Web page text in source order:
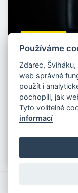
KODEX pro
1 10
8 videí, které tě
rozcvičkou a
Používáme
Zdarec,
web správně
použít i
pochopili, jak
Tyto volitelné
informací